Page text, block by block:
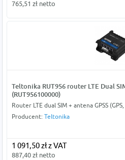
765,51 zł netto
Teltonika RUT956 router LTE Dual
(RUT956100000)
Router LTE dual SIM + antena GPSS (GPS,
Producent: Teltonika
1 091,50 zł z VAT
887,40 zł netto